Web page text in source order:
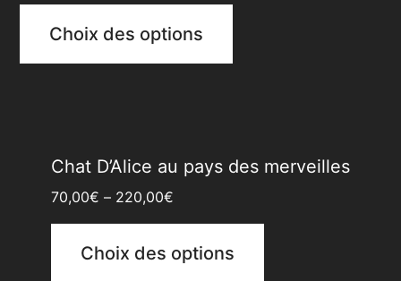
Choix des options
Chat D’Alice au pays des merveilles
70,00€ – 220,00€
Choix des options